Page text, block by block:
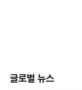
글로벌 뉴스